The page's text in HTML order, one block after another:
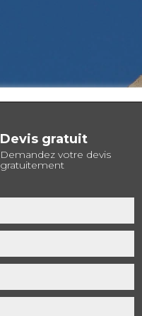
Devis gratuit
Demandez votre devis
gratuitement